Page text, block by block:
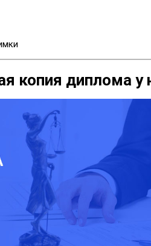
копия диплома у